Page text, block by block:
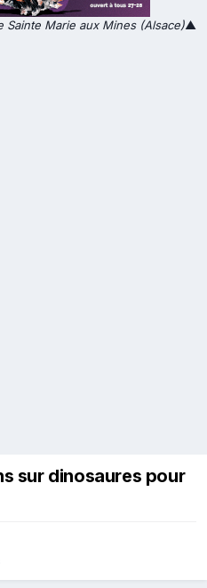
Marie aux Mines (Alsace)▲
sur dinosaures pour